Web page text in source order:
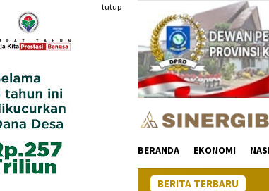
konten
tutup
BERANDA EKONOMI
BERITA TERBARU
Pertumbuhan